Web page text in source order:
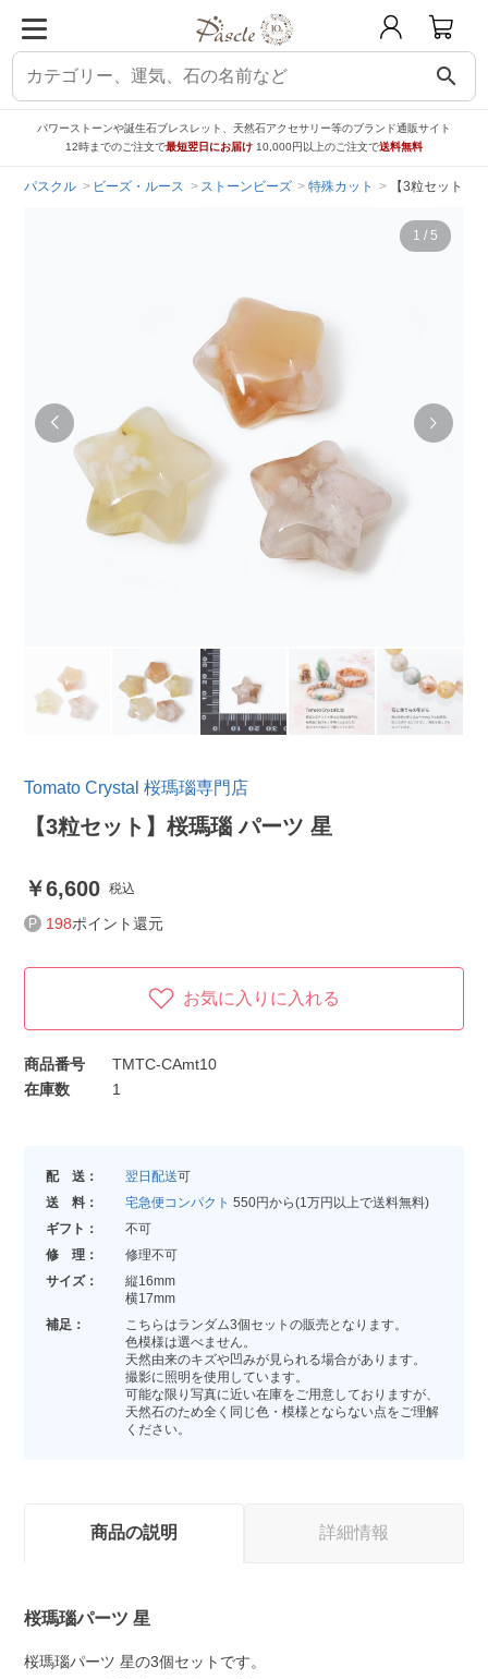
search
パワーストーンや誕生石ブレスレット、天然石アクセサリー等のブランド通販サイト
12時までのご注文で最短翌日にお届け 10,000円以上のご注文で送料無料
パスクル ビーズ・ルース ストーンビーズ 特殊カット 【3粒セット】
1 / 5
Tomato Crystal 桜瑪瑙専門店
【3粒セット】桜瑪瑙 パーツ 星
6,600 税込
198ポイント還元
お気に入りに入れる
商品番号
TMTC-CAmt10
在庫数
1
配 送： 翌日配送可
送 料：
宅急便コンパクト 550円から(1万円以上で送料無料)
ギフト：
不可
修 理：
修理不可
サイズ：
縦16mm
横17mm
補足：
こちらはランダム3個セットの販売となります。
色模様は選べません。
天然由来のキズや凹みが見られる場合があります。
撮影に照明を使用しています。
可能な限り写真に近い在庫をご用意しておりますが、
天然石のため全く同じ色・模様とならない点をご理解
ください。
商品の説明 詳細情報
桜瑪瑙パーツ 星
桜瑪瑙パーツ 星の3個セットです。